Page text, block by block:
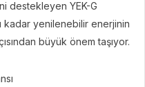
destekleyen YEK-G
kadar yenilenebilir enerjinin
büyük önem taşıyor.